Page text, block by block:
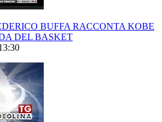
BUFFA RACCONTA KOBE
DEL BASKET